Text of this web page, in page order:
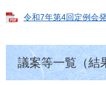
令和7年第4回定例会
議案等一覧（結